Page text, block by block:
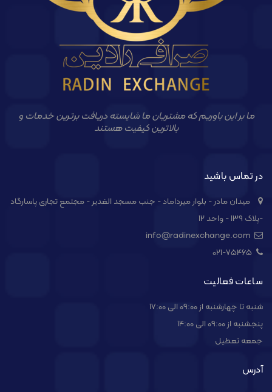
ما بر این باوریم که مشتریان ما شایسته دریافت برترین خدمات و
بالاترین کیفیت هستند
در تماس باشید
میدان مادر - بلوار میرداماد - جنب مسجد الغدیر - مجتمع تجاری پاسارگاد
-پلاک ۱۳۹ - واحد ۱۲
021-۷۵۴۶۵
ساعات فعالیت
شنبه تا چهارشنبه از 09:00 الی 17:00
پنجشنبه از 09:00 الی 14:00
جمعه تعطیل
آدرس